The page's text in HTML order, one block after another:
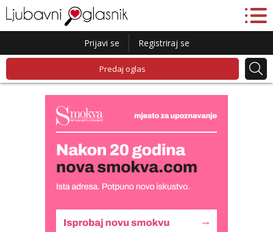
Prijavi se Registriraj se
Predaj oglas